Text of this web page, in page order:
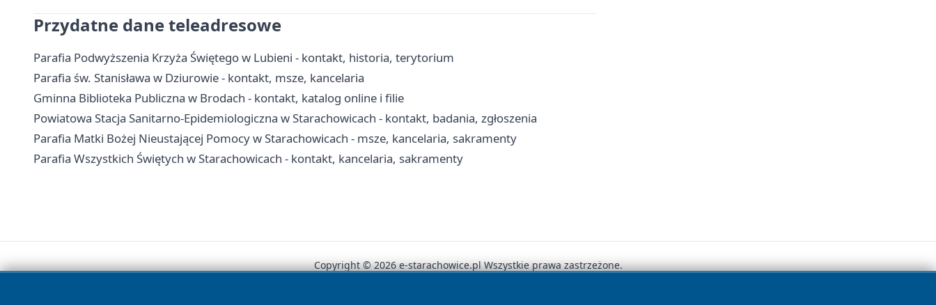
Przydatne dane teleadresowe
Parafia Podwyższenia Krzyża Świętego w Lubieni - kontakt, historia, terytorium
Parafia św. Stanisława w Dziurowie - kontakt, msze, kancelaria
Gminna Biblioteka Publiczna w Brodach - kontakt, katalog online i filie
Powiatowa Stacja Sanitarno-Epidemiologiczna w Starachowicach - kontakt, badania, zgłoszenia
Parafia Matki Bożej Nieustającej Pomocy w Starachowicach - msze, kancelaria, sakramenty
Parafia Wszystkich Świętych w Starachowicach - kontakt, kancelaria, sakramenty
Copyright © 2026 e-starachowice.pl Wszystkie prawa zastrzeżone.